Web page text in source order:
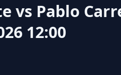
vs Pablo
12:00